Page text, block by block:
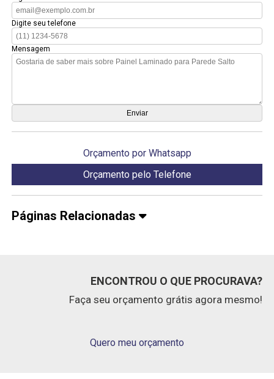
Digite seu telefone
Mensagem
Orçamento por Whatsapp
Orçamento pelo Telefone
Páginas Relacionadas
ENCONTROU O QUE PROCURAVA?
Faça seu orçamento grátis agora mesmo!
Quero meu orçamento